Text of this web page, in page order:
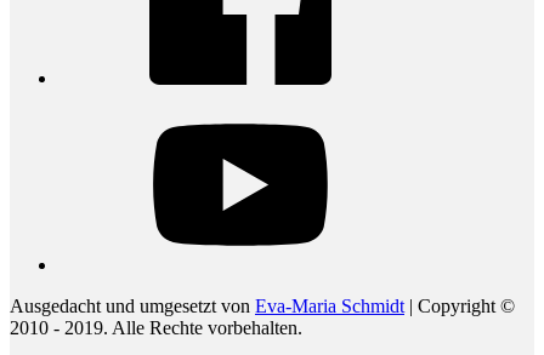
Ausgedacht und umgesetzt von Eva-Maria Schmidt | Copyright ©
2010 - 2019. Alle Rechte vorbehalten.